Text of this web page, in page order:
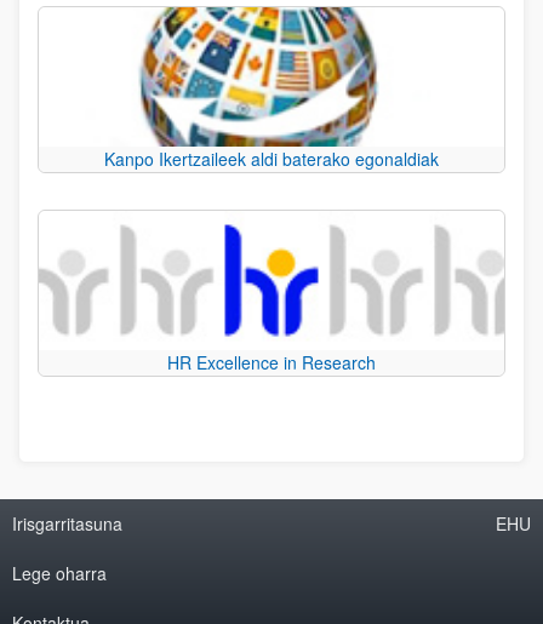
Kanpo Ikertzaileek aldi baterako egonaldiak
HR Excellence in Research
Irisgarritasuna
Lege oharra
EHU